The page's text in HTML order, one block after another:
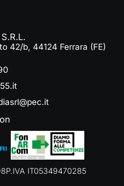
42/b, 44124 Ferrara (FE)
P.IVA IT05349470285